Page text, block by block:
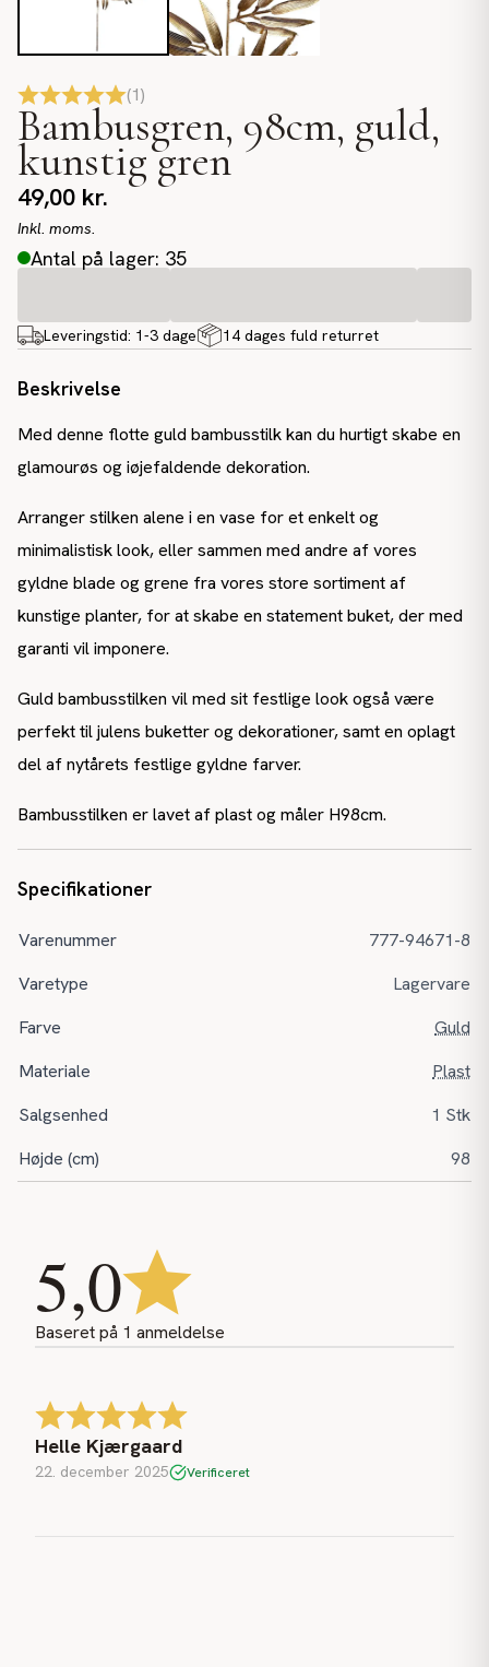
(1)
Bambusgren, 98cm, guld,
kunstig gren
49,00 kr.
Inkl. moms.
Antal på lager: 35
Leveringstid: 1-3 dage 14 dages fuld returret
Beskrivelse
Med denne flotte guld bambusstilk kan du hurtigt skabe en
glamourøs og iøjefaldende dekoration.
Arranger stilken alene i en vase for et enkelt og
minimalistisk look, eller sammen med andre af vores
gyldne blade og grene fra vores store sortiment af
kunstige planter, for at skabe en statement buket, der med
garanti vil imponere.
Guld bambusstilken vil med sit festlige look også være
perfekt til julens buketter og dekorationer, samt en oplagt
del af nytårets festlige gyldne farver.
Bambusstilken er lavet af plast og måler H98cm.
Specifikationer
Varenummer
777-94671-8
Varetype
Lagervare
Farve
Guld
Materiale
Plast
Salgsenhed
1 Stk
Højde (cm)
98
5,0
Baseret på 1 anmeldelse
Helle Kjærgaard
22. december 2025 Verificeret